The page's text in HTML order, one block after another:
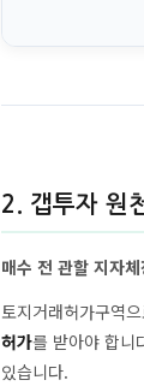
2. 갭투자 원
매수 전 관할 지자
토지거래허가구역
허가를 받아야 합니
있습니다.